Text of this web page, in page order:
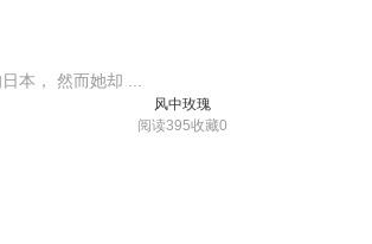
本， 然而她却 ...
风中玫瑰
阅读395收藏0